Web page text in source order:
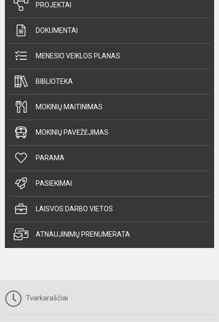
PROJEKTAI
DOKUMENTAI
MĖNESIO VEIKLOS PLANAS
BIBLIOTEKA
MOKINIŲ MAITINIMAS
MOKINIŲ PAVĖŽĖJIMAS
PARAMA
PASIEKIMAI
LAISVOS DARBO VIETOS
ATNAUJINIMŲ PRENUMERATA
Tvarkaraščiai